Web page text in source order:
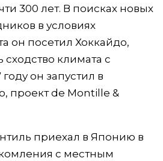
300 лет. В поисках новых
в условиях
он посетил Хоккайдо,
сходство климата с
он запустил в
проект de Montille &
приехал в Японию в
с местным